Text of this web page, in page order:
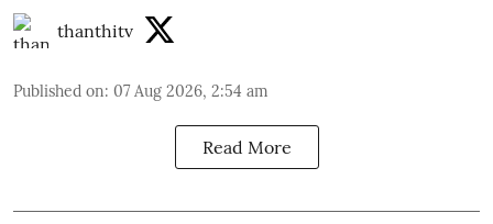
thanthitv
Published on: 07 Aug 2026, 2:54 am
Read More